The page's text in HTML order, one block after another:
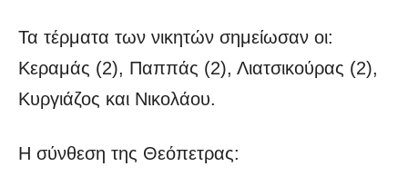
Τα τέρματα των νικητών σημείωσαν οι:
Κεραμάς (2), Παππάς (2), Λιατσικούρας (2),
Κυργιάζος και Νικολάου.
Η σύνθεση της Θεόπετρας: